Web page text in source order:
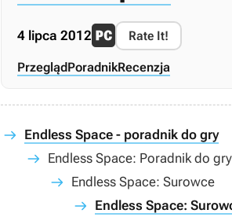
4 lipca 2012 Rate It!
PrzeglądPoradnikRecenzja
Endless Space - poradnik do gry
Endless Space: Poradnik do gry
Endless Space: Surowce
Endless Space: